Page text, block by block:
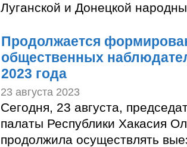
Луганской и Донецкой
Продолжается
общественных
2023 года
23 августа 2023
Сегодня, 23 августа,
палаты Республики Хакасия
продолжила осуществлять